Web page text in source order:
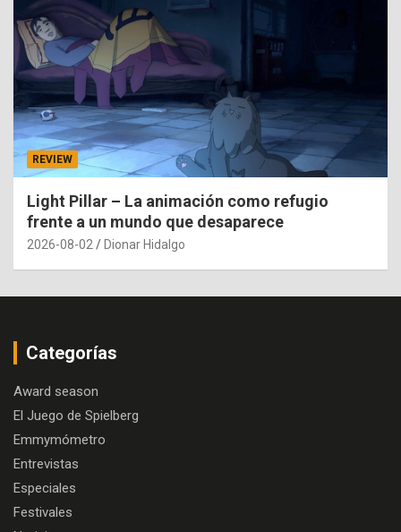
REVIEW
Light Pillar – La animación como refugio
frente a un mundo que desaparece
2026-08-02 Dionar Hidalgo
Categorías
Award season
El Juego de Spielberg
Emmymómetro
Entrevistas
Especiales
Festivales